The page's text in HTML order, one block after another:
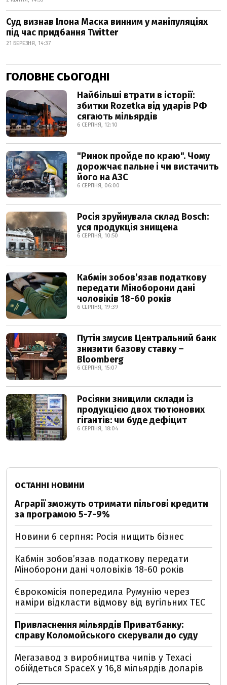
Суд визнав Ілона Маска винним у маніпуляціях
під час придбання Twitter
21 БЕРЕЗНЯ, 14:37
ГОЛОВНЕ СЬОГОДНІ
Найбільші втрати в історії:
збитки Rozetka від ударів РФ
сягають мільярдів
6 СЕРПНЯ, 12:10
"Ринок пройде по краю". Чому
дорожчає пальне і чи вистачить
його на АЗС
6 СЕРПНЯ, 06:00
Росія зруйнувала склад Bosch:
уся продукція знищена
6 СЕРПНЯ, 10:50
Кабмін зобовʼязав податкову
передати Міноборони дані
чоловіків 18-60 років
6 СЕРПНЯ, 19:39
Путін змусив Центральний банк
знизити базову ставку –
Bloomberg
6 СЕРПНЯ, 15:07
Росіяни знищили склади із
продукцією двох тютюнових
гігантів: чи буде дефіцит
6 СЕРПНЯ, 18:04
ОСТАННІ НОВИНИ
Аграрії зможуть отримати пільгові кредити
за програмою 5-7-9%
Новини 6 серпня: Росія нищить бізнес
Кабмін зобовʼязав податкову передати
Міноборони дані чоловіків 18-60 років
Єврокомісія попередила Румунію через
наміри відкласти відмову від вугільних ТЕС
Привласнення мільярдів Приватбанку:
справу Коломойського скерували до суду
Мегазавод з виробництва чипів у Техасі
обійдеться SpaceX у 16,8 мільярдів доларів